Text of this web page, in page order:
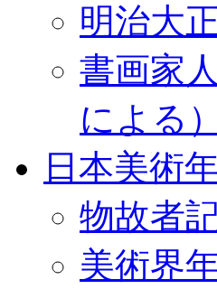
明治大
書画家
による）
日本美術
物故者
美術界